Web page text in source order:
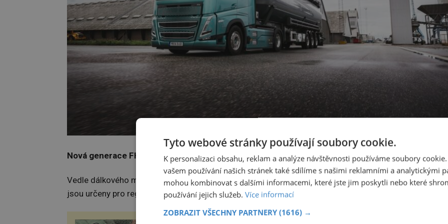
Nová generace FH, FM a FMX Electric
Vedle dálkového modelu představilo Volvo také modernizované verze řad FH, FM a FMX Electric, které
jsou určeny pro regionální dopravu, stavebnictví nebo komunální služby.
Tyto webové stránky používají soubory cookie.
K personalizaci obsahu, reklam a analýze návštěvnosti používáme soubory
vašem používání našich stránek také sdílíme s našimi reklamními a analytickými
mohou kombinovat s dalšími informacemi, které jste jim poskytli nebo které
používání jejich služeb. Více informací
ZOBRAZIT VŠECHNY PARTNERY (1616) →